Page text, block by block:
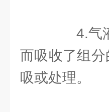
4.气液
而吸收了组
吸或处理。